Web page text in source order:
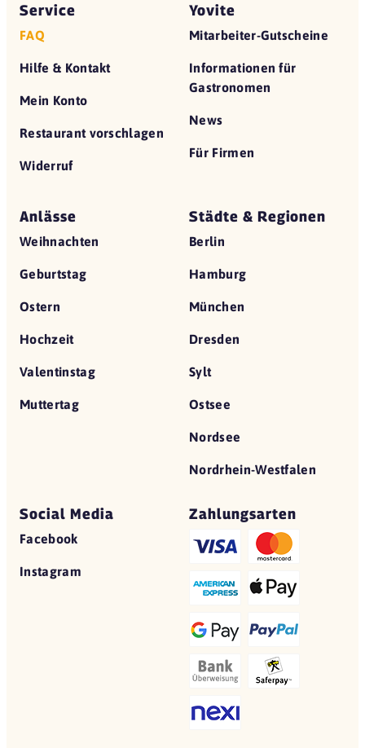
Service
FAQ
Hilfe & Kontakt
Mein Konto
Restaurant vorschlagen
Widerruf
Yovite
Mitarbeiter-Gutscheine
Informationen für
Gastronomen
News
Für Firmen
Anlässe
Weihnachten
Geburtstag
Ostern
Hochzeit
Valentinstag
Muttertag
Städte & Regionen
Berlin
Hamburg
München
Dresden
Sylt
Ostsee
Nordsee
Nordrhein-Westfalen
Social Media
Facebook
Instagram
Zahlungsarten